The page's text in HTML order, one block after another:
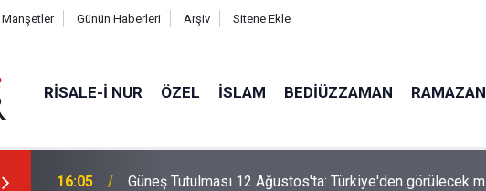
Manşetler Günün Haberleri Arşiv Sitene Ekle
RISALE-I NUR ÖZEL İSLAM BEDIÜZZAMAN RAMAZAN
14:30 Risale-i Nur'u kendine oku kendine, başkasına değil!